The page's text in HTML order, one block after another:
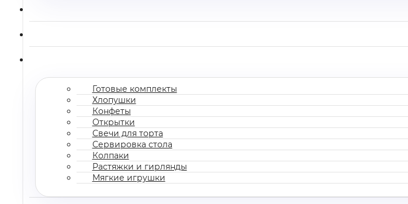
Готовые комплекты
Хлопушки
Конфеты
Открытки
Свечи для торта
Сервировка стола
Колпаки
Растяжки и гирлянды
Мягкие игрушки